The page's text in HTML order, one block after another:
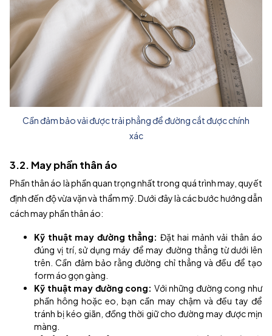
Cần đảm bảo vải được trải phẳng để đường cắt được chính
xác
3.2. May phần thân áo
Phần thân áo là phần quan trọng nhất trong quá trình may, quyết
định đến độ vừa vặn và thẩm mỹ. Dưới đây là các bước hướng dẫn
cách may phần thân áo:
Kỹ thuật may đường thẳng: Đặt hai mảnh vải thân áo
đúng vị trí, sử dụng máy để may đường thẳng từ dưới lên
trên. Cần đảm bảo rằng đường chỉ thẳng và đều để tạo
form áo gọn gàng.
Kỹ thuật may đường cong: Với những đường cong như
phần hông hoặc eo, bạn cần may chậm và đều tay để
tránh bị kéo giãn, đồng thời giữ cho đường may được mịn
màng.